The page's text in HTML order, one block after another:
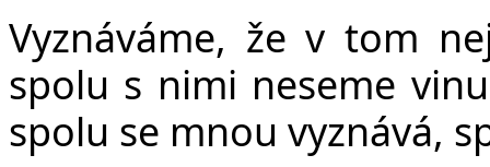
Vyznáváme, že v tom
spolu s nimi neseme
spolu se mnou vyznává,